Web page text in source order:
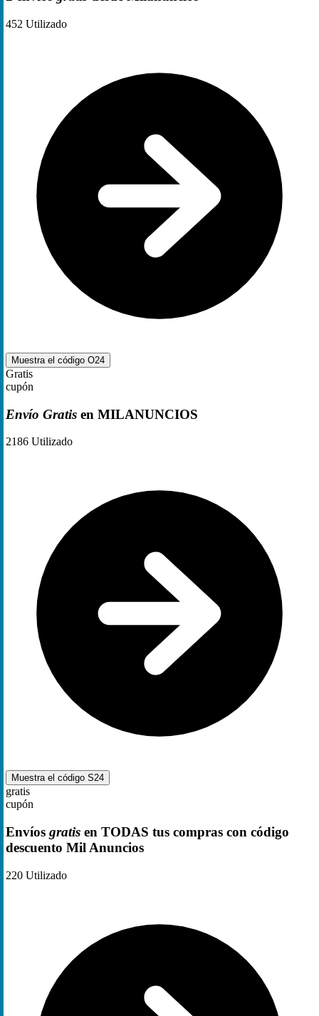
452 Utilizado
Muestra el código O24
Gratis
cupón
Envío Gratis en MILANUNCIOS
2186 Utilizado
Muestra el código S24
gratis
cupón
Envíos gratis en TODAS tus compras con código
descuento Mil Anuncios
220 Utilizado